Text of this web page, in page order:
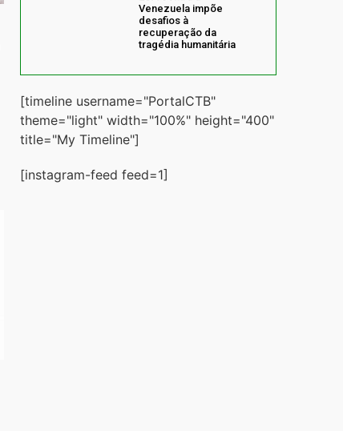
Venezuela impõe
desafios à
recuperação da
tragédia humanitária
[timeline username="PortalCTB"
theme="light" width="100%" height="400"
title="My Timeline"]
[instagram-feed feed=1]